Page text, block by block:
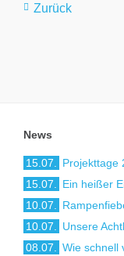
Zurück
News
15.07.
Projekttage
15.07.
Ein heißer
10.07.
10.07.
Unsere
08.07.
Wie schnell